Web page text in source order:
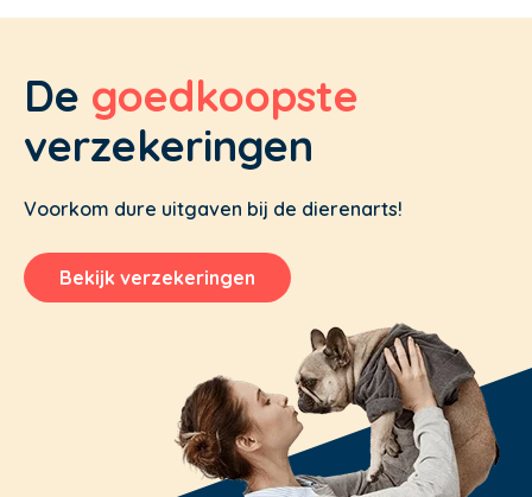
De goedkoopste
verzekeringen
Voorkom dure uitgaven bij de dierenarts!
Bekijk verzekeringen